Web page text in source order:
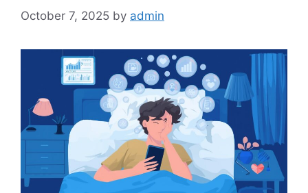
October 7, 2025 by admin